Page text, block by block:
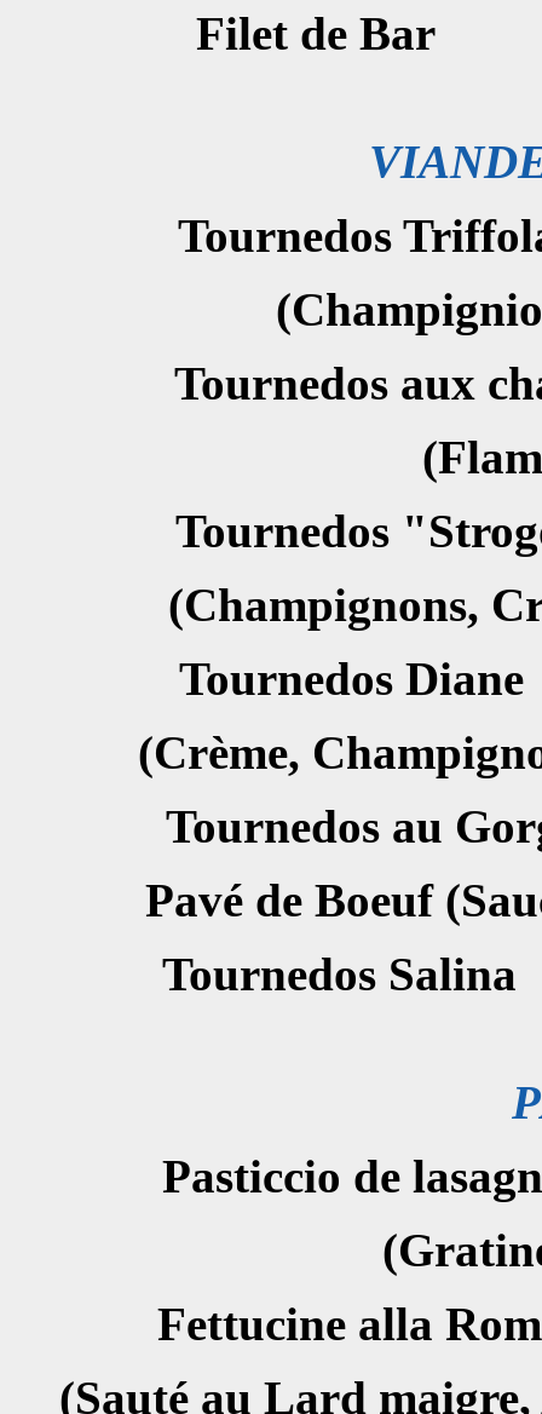
Filet de
Tournedos
Tournedos
Tournedos
(Champignons,
(Crème,
Tournedos
Pavé de Boeuf
Pasticcio
Fettucine
(Sauté au Lard